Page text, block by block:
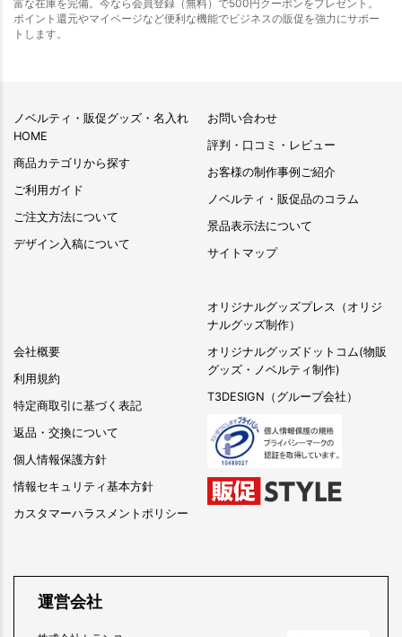
富な在庫を完備。今なら会員登録（無料）で500円クーポンをプレゼント。
ポイント還元やマイページなど便利な機能でビジネスの販促を強力にサポー
トします。
ノベルティ・販促グッズ・名入れ
HOME
商品カテゴリから探す
ご利用ガイド
ご注文方法について
デザイン入稿について
会社概要
利用規約
特定商取引に基づく表記
返品・交換について
個人情報保護方針
情報セキュリティ基本方針
カスタマーハラスメントポリシー
お問い合わせ
評判・口コミ・レビュー
お客様の制作事例ご紹介
ノベルティ・販促品のコラム
景品表示法について
サイトマップ
オリジナルグッズプレス（オリジ
ナルグッズ制作）
オリジナルグッズドットコム(物販
グッズ・ノベルティ制作)
T3DESIGN（グループ会社）
運営会社